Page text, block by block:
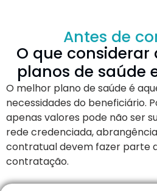
Antes de
O que
planos de saúde
O melhor plano de saúde é
necessidades do beneficiário.
apenas valores pode não ser
rede credenciada,
contratual devem fazer parte
contratação.